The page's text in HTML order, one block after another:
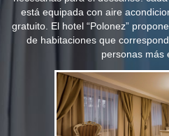
está equipada con aire
gratuito. El hotel “Polonez”
de habitaciones que
personas más